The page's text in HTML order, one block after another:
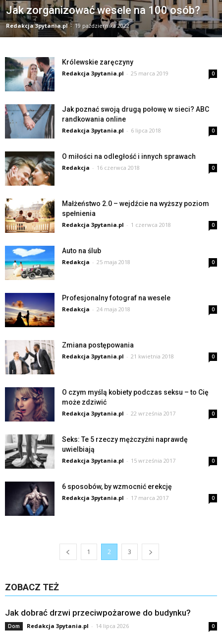
Jak zorganizować wesele na 100 osób?
Redakcja 3pytania.pl - 19 października 2022
Królewskie zaręczyny
Redakcja 3pytania.pl - 25 marca 2019 0
Jak poznać swoją drugą połowę w sieci? ABC
randkowania online
Redakcja 3pytania.pl - 6 lipca 2018 0
O miłości na odległość i innych sprawach
Redakcja - 16 czerwca 2018 0
Małżeństwo 2.0 – wejdźcie na wyższy poziom
spełnienia
Redakcja 3pytania.pl - 1 czerwca 2018 0
Auto na ślub
Redakcja - 25 maja 2018 0
Profesjonalny fotograf na wesele
Redakcja - 24 maja 2018 0
Zmiana postępowania
Redakcja 3pytania.pl - 21 kwietnia 2018 0
O czym myślą kobiety podczas seksu – to Cię
może zdziwić
Redakcja 3pytania.pl - 22 września 2017 0
Seks: Te 5 rzeczy mężczyźni naprawdę
uwielbiają
Redakcja 3pytania.pl - 15 września 2017 0
6 sposobów, by wzmocnić erekcję
Redakcja 3pytania.pl - 17 marca 2017 0
1 2 3
ZOBACZ TEŻ
Jak dobrać drzwi przeciwpożarowe do budynku?
Dom Redakcja 3pytania.pl - 14 lipca 2026 0